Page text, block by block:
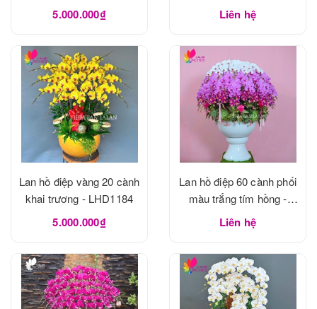
5.000.000₫ Liên hệ
Lan hồ điệp vàng 20 cành
khai trương - LHD1184
5.000.000₫
Lan hồ điệp 60 cành phối
màu trắng tím hồng -
LHD1183
Liên hệ